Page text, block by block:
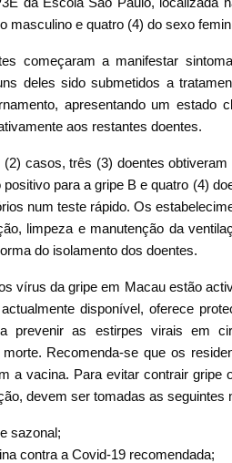
masculino e quatro (4) do sexo
começaram a manifestar
deles sido submetidos a
apresentando um estado
aos restantes doentes.
casos, três (3) doentes
para a gripe B e quatro (4)
num teste rápido. Os
limpeza e manutenção da
do isolamento dos doentes.
vírus da gripe em Macau estão
disponível, oferece
prevenir as estirpes virais em
Recomenda-se que os
a vacina. Para evitar contrair gripe
devem ser tomadas as seguintes
sazonal;
contra a Covid-19 recomendada;